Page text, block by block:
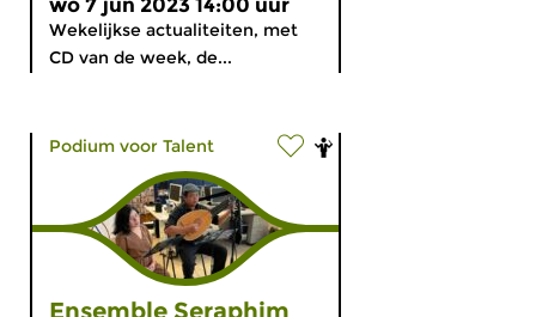
wo 7 jun 2023 14:00 uur
Wekelijkse actualiteiten, met
CD van de week, de...
Podium voor Talent
Ensemble Seraphim